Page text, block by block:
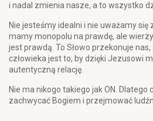
i nadal zmienia nasze, a to wszystko
Nie jesteśmy idealni i nie uważamy się
mamy monopolu na prawdę, ale
jest prawdą. To Słowo przekonuje
człowieka jest to, by dzięki Jezusowi
autentyczną relację.
Nie ma nikogo takiego jak ON. Dlatego
zachwycać Bogiem i przejmować